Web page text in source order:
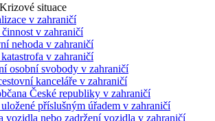
situace
v zahraničí
činnost v zahraničí
nehoda v zahraničí
v zahraničí
osobní svobody v zahraničí
kanceláře v zahraničí
České republiky v zahraničí
příslušným úřadem v zahraničí
vozidla nebo zadržení vozidla v zahraničí